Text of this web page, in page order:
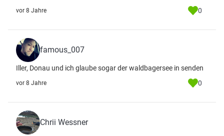
vor 8 Jahre 0
famous_007
Iller, Donau und ich glaube sogar der waldbagersee in senden
vor 8 Jahre 0
Chrii Wessner